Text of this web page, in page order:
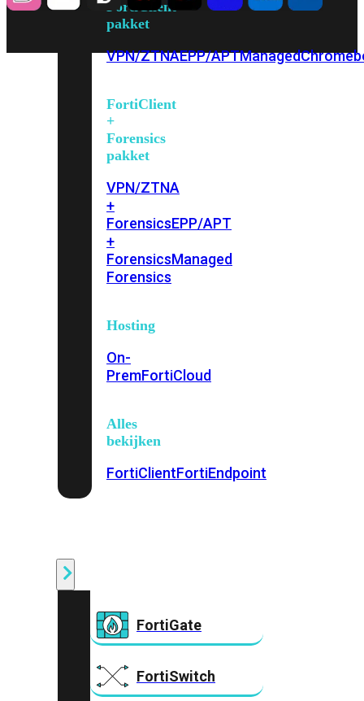
FortiClient
pakket
VPN/ZTNAEPP/APTManaged
FortiClient
+
Forensics
pakket
VPN/ZTNA
+
ForensicsEPP/APT
+
ForensicsManaged
Forensics
Hosting
On-
PremFortiCloud
Alles
bekijken
FortiClientFortiEndpoint
FortiGate
FortiSwitch